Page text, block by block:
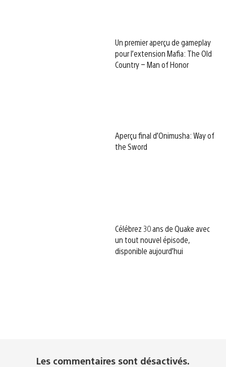
Un premier aperçu de gameplay
pour l’extension Mafia: The Old
Country – Man of Honor
Aperçu final d’Onimusha: Way of
the Sword
Célébrez 30 ans de Quake avec
un tout nouvel épisode,
disponible aujourd’hui
Les commentaires sont désactivés.